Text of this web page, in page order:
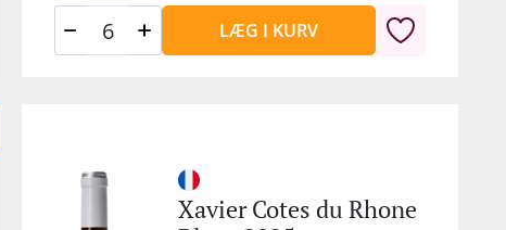
LÆG I KURV
Xavier Cotes du Rhone